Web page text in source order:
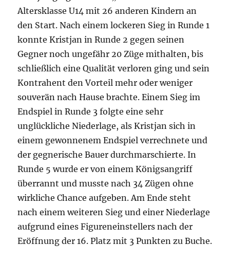
Altersklasse U14 mit 26 anderen Kindern an
den Start. Nach einem lockeren Sieg in Runde 1
konnte Kristjan in Runde 2 gegen seinen
Gegner noch ungefähr 20 Züge mithalten, bis
schließlich eine Qualität verloren ging und sein
Kontrahent den Vorteil mehr oder weniger
souverän nach Hause brachte. Einem Sieg im
Endspiel in Runde 3 folgte eine sehr
unglückliche Niederlage, als Kristjan sich in
einem gewonnenem Endspiel verrechnete und
der gegnerische Bauer durchmarschierte. In
Runde 5 wurde er von einem Königsangriff
überrannt und musste nach 34 Zügen ohne
wirkliche Chance aufgeben. Am Ende steht
nach einem weiteren Sieg und einer Niederlage
aufgrund eines Figureneinstellers nach der
Eröffnung der 16. Platz mit 3 Punkten zu Buche.